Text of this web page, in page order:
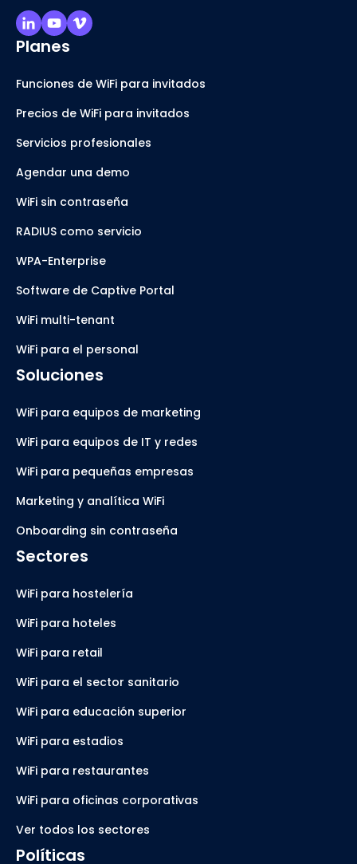
Planes
Funciones de WiFi para invitados
Precios de WiFi para invitados
Servicios profesionales
Agendar una demo
WiFi sin contraseña
RADIUS como servicio
WPA-Enterprise
Software de Captive Portal
WiFi multi-tenant
WiFi para el personal
Soluciones
WiFi para equipos de marketing
WiFi para equipos de IT y redes
WiFi para pequeñas empresas
Marketing y analítica WiFi
Onboarding sin contraseña
Sectores
WiFi para hostelería
WiFi para hoteles
WiFi para retail
WiFi para el sector sanitario
WiFi para educación superior
WiFi para estadios
WiFi para restaurantes
WiFi para oficinas corporativas
Ver todos los sectores
Políticas